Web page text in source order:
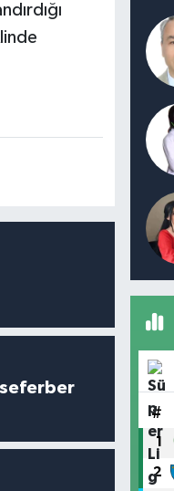
seferber
#
1
2